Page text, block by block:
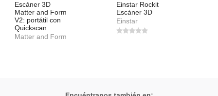
Escáner 3D
Matter and Form
V2: portátil con
Quickscan
Matter and Form
Einstar Rockit
Escáner 3D
Einstar